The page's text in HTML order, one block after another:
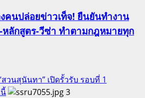
คนปล่อยข่าวเท็จ! ยืนยันทำงาน
หลักสูตร-วีซ่า ทำตามกฎหมายทุก
วนสุนันทา” เปิดรั้วรับ รอบที่ 1
3